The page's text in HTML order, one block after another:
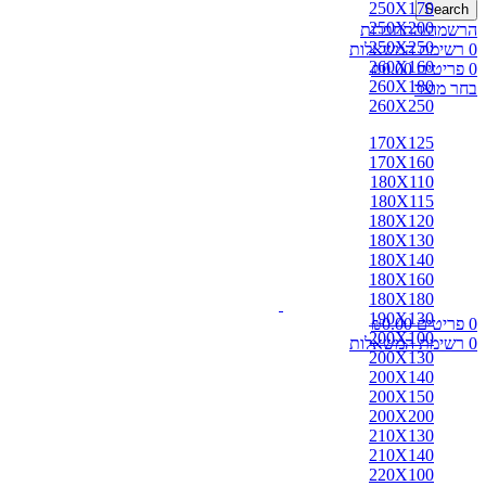
Search
הרשמה/התחברות
0 רשימת המשאלות
0 פריטים ₪0.00
בחר מוצר
0 פריטים ₪0.00
0 רשימת המשאלות
250X170
250X200
250X250
260X160
260X180
260X250
170X125
170X160
180X110
180X115
180X120
180X130
180X140
180X160
180X180
190X130
200X100
200X130
200X140
200X150
200X200
210X130
210X140
220X100